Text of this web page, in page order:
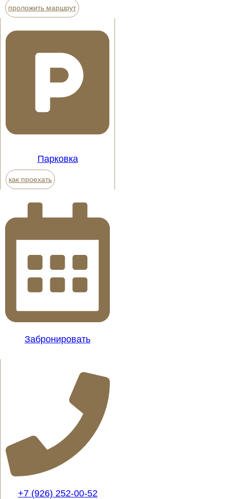
проложить маршрут
Парковка
как проехать
Забронировать
+7 (926) 252-00-52